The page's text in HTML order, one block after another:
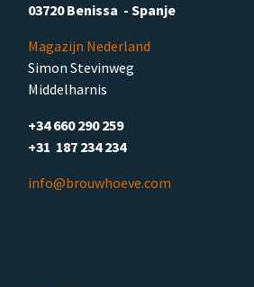
03720 Benissa - Spanje
Magazijn Nederland
Simon Stevinweg
Middelharnis
+34 660 290 259
+31 187 234 234
info@brouwhoeve.com